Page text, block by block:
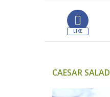
CAESAR